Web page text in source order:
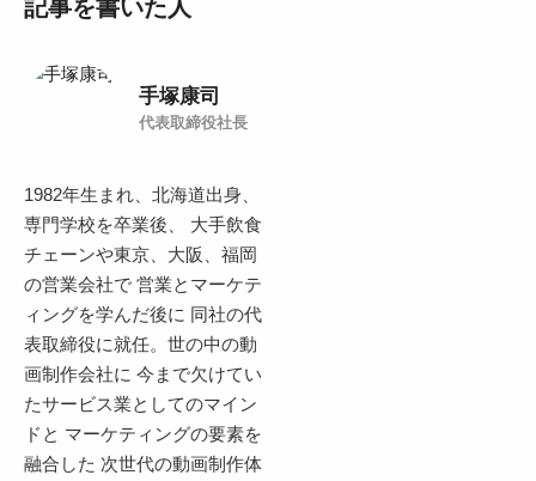
記事を書いた人
手塚康司
代表取締役社長
1982年生まれ、北海道出身、
専門学校を卒業後、 大手飲食
チェーンや東京、大阪、福岡
の営業会社で 営業とマーケテ
ィングを学んだ後に 同社の代
表取締役に就任。世の中の動
画制作会社に 今まで欠けてい
たサービス業としてのマイン
ドと マーケティングの要素を
融合した 次世代の動画制作体